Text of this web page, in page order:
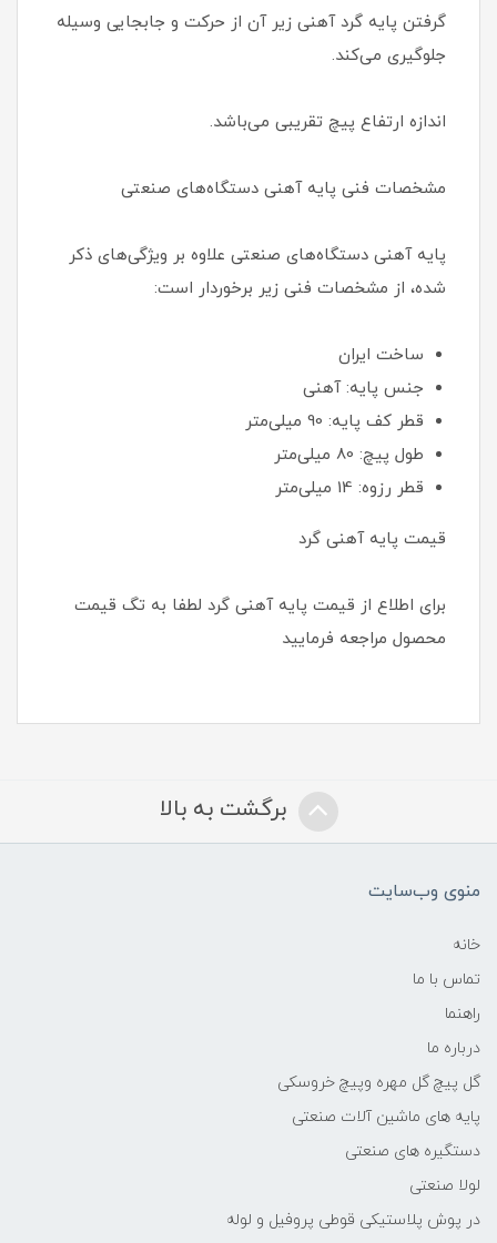
گرفتن پایه گرد آهنی زیر آن از حرکت و جابجایی وسیله
جلوگیری می‌کند.
اندازه ارتفاع پیچ تقریبی می‌باشد.
مشخصات فنی پایه آهنی دستگاه‌های صنعتی
پایه آهنی دستگاه‌های صنعتی علاوه بر ویژگی‌های ذکر
شده، از مشخصات فنی زیر برخوردار است:
ساخت ایران
جنس پایه: آهنی
قطر کف پایه: 90 میلی‌متر
طول پیچ: 80 میلی‌متر
قطر رزوه: 14 میلی‌متر
قیمت پایه آهنی گرد
برای اطلاع از قیمت پایه آهنی گرد لطفا به تگ قیمت
محصول مراجعه فرمایید
برگشت به بالا
منوی وب‌سایت
خانه
تماس با ما
راهنما
درباره ما
گل پیچ گل مهره وپیچ خروسکی
پایه های ماشین آلات صنعتی
دستگیره های صنعتی
لولا صنعتی
در پوش پلاستیکی قوطی پروفیل و لوله